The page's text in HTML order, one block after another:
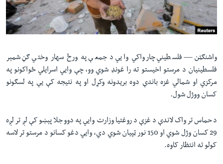
دلته
مخکې
لټون
واوړئ
اداریه
Learning English
FOLLOW US
واشنګټن — فلسطیني چارواکي وایي د جمعې په ورځ سهار وختي ګڼ شمېر
فلسطینیان د مرستو اخیستو ته را غونډ شوي وو، چې وایي اسرایلي ځواکونو په
مرکزي او شمالي غزه باندې دوه بریدونه وکړل او په نتیجه کې یې په لسګونو
کسان ووژل شول.
د حماس تر واک لاندې د غزې د روغتیا وزارت وایي په دوو جلا پېښو کې لږ تر لږه
29 کسان وژل شوي او 150 نور ټپیان شوي دي، وایي‌ دغو کسانو د مرستو تر لاسه
کولو ته انتظار کاوه.